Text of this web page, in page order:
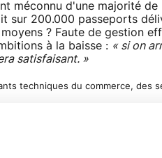
méconnu d'une majorité
sur 200.000 passeports
? Faute de gestion
à la baisse : « si on
satisfaisant. »
techniques du commerce, des